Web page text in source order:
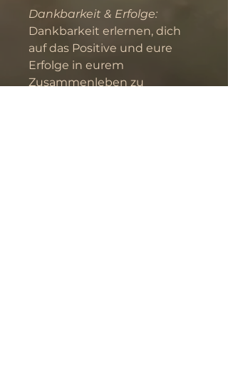
Dankbarkeit & Erfolge:
Dankbarkeit erlernen, dich
auf das Positive und eure
Erfolge in eurem
Zusammenleben zu